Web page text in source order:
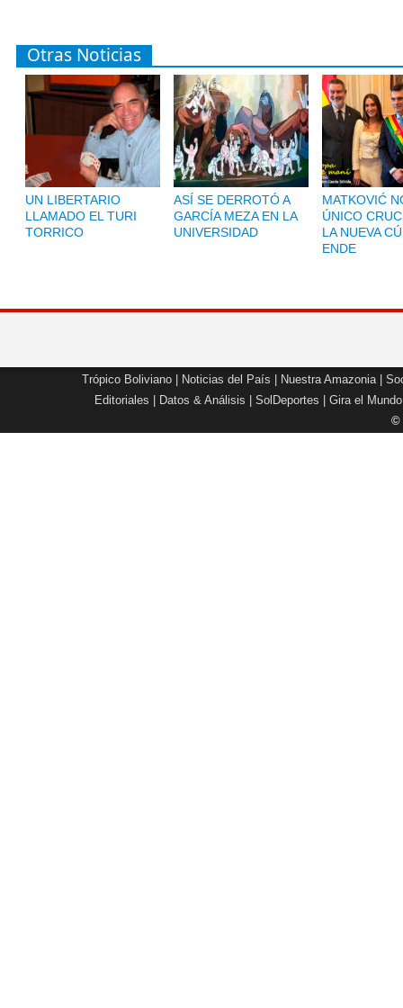
Otras Noticias
UN LIBERTARIO
LLAMADO EL TURI
TORRICO
ASÍ SE DERROTÓ A
GARCÍA MEZA EN LA
UNIVERSIDAD
MATKOVIĆ
ÚNICO
LA NUEVA
ENDE
Trópico Boliviano Noticias del País Nuestra Amazonia|
Editoriales
Datos & Análisis SolDeportes Gira el Mundo
©